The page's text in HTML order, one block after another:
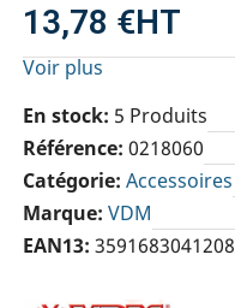
13,78 €HT
Voir plus
En stock 5 Produits
Référence 0218060
Catégorie Accessoires
Marque VDM
EAN13 3591683041208